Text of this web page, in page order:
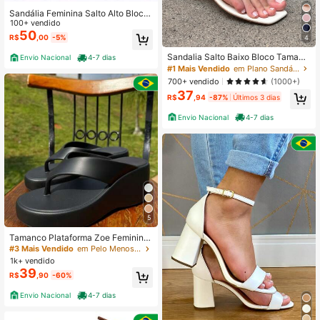
Sandália Feminina Salto Alto Bloco
6,0cm Dedo Amarração Moda Verã
o Casual Moderna Promoção
100+ vendido
R$50 ,00 -5%
Envio Nacional 4-7 dias
5
Tamanco Plataforma Zoe Feminino
Conforto em EVA – Antiderrapante e
Leve
#3 Mais Vendido
em Pelo Menos 50% De Desconto Sandálias de salto f
1k+ vendido
R$39 ,90 -60%
Envio Nacional 4-7 dias
4
Sandalia Salto Baixo Bloco Tamanc
o Saltinho leve Confortavel
#1 Mais Vendido
em Plano Sandálias Femininas
700+ vendido
(1000+)
R$37 ,94 -87% Últimos 3 dias
Envio Nacional 4-7 dias